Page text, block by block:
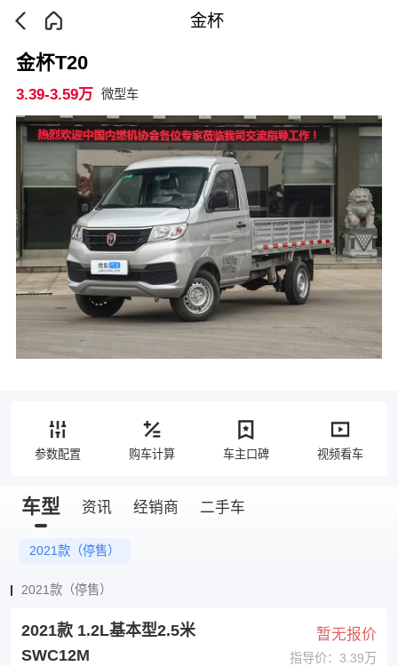
金杯
金杯T20
3.39-3.59万 微型车
参数配置 购车计算 车主口碑 视频看车
车型 资讯 经销商 二手车
2021款（停售）
2021款（停售）
2021款 1.2L基本型2.5米
SWC12M
暂无报价
指导价：3.39万